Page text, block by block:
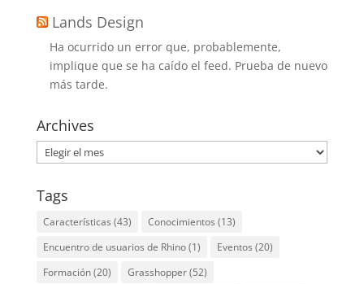
Lands Design
Ha ocurrido un error que, probablemente,
implique que se ha caído el feed. Prueba de nuevo
más tarde.
Archives
Archives
Tags
Características (43) Conocimientos (13)
Encuentro de usuarios de Rhino(1) Eventos (20)
Formación(20) Grasshopper(52)